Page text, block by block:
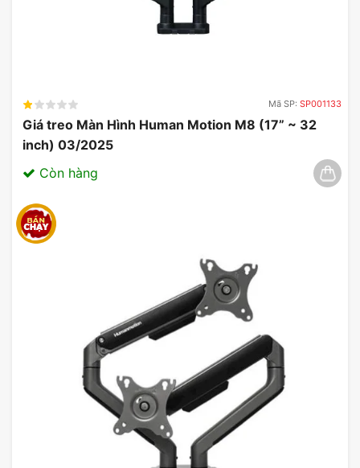
Mã SP: SP001133
Giá treo Màn Hình Human Motion M8 (17” ~ 32
inch) 03/2025
Còn hàng